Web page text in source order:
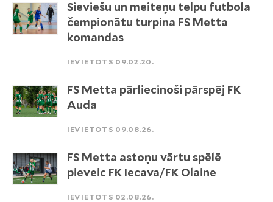
Sieviešu un meiteņu telpu futbola
čempionātu turpina FS Metta
komandas
IEVIETOTS 09.02.20.
FS Metta pārliecinoši pārspēj FK
Auda
IEVIETOTS 09.08.26.
FS Metta astoņu vārtu spēlē
pieveic FK Iecava/FK Olaine
IEVIETOTS 02.08.26.